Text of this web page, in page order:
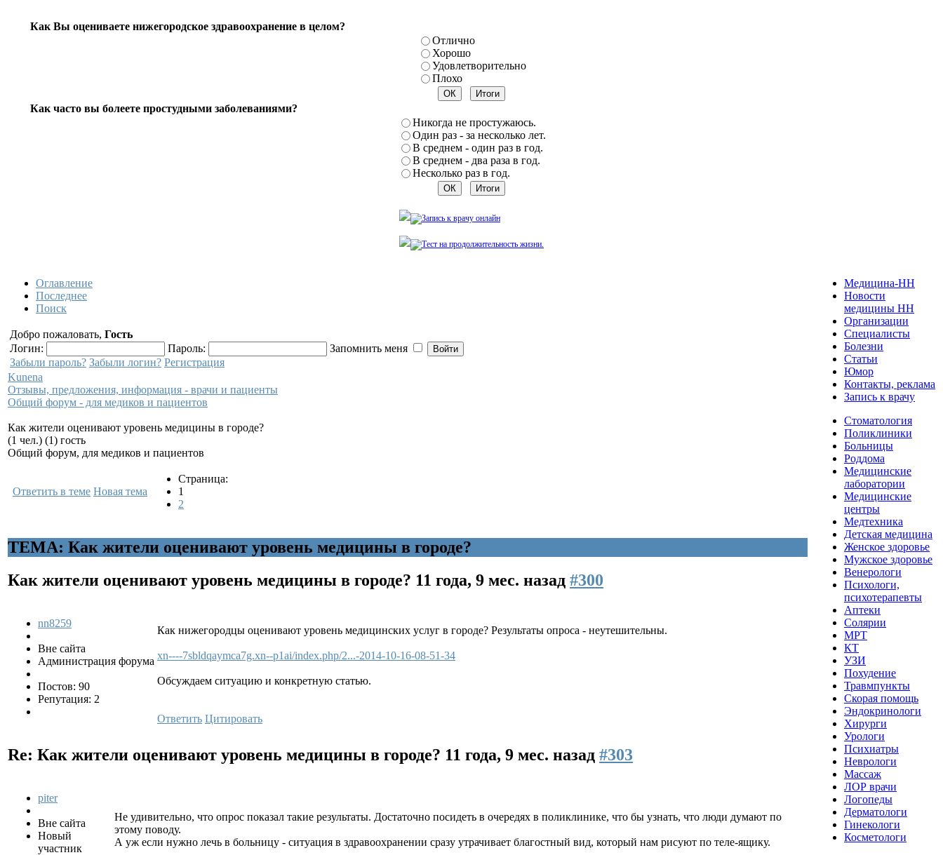
Как Вы оцениваете нижегородское здравоохранение в целом?
Отлично
Хорошо
Удовлетворительно
Плохо
Как часто вы болеете простудными заболеваниями?
Никогда не простужаюсь.
Один раз - за несколько лет.
В среднем - один раз в год.
В среднем - два раза в год.
Несколько раз в год.
Оглавление
Последнее
Поиск
Добро пожаловать, Гость
Логин:
Пароль:
Запомнить меня
Забыли пароль? Забыли логин? Регистрация
Kunena
Отзывы, предложения, информация - врачи и пациенты
Общий форум - для медиков и пациентов
Как жители оценивают уровень медицины в городе?
(1 чел.) (1) гость
Общий форум, для медиков и пациентов
Ответить в теме Новая тема
Страница:
1
2
ТЕМА: Как жители оценивают уровень медицины в городе?
Как жители оценивают уровень медицины в городе? 11 года, 9 мес. назад #300
nn8259
Вне сайта
Администрация форума
Постов: 90
Репутация: 2
Как нижегородцы оценивают уровень медицинских услуг в городе? Результаты опроса - неутешительны.
xn----7sbldqaymca7g.xn--p1ai/index.php/2...-2014-10-16-08-51-34
Обсуждаем ситуацию и конкретную статью.
Ответить Цитировать
Re: Как жители оценивают уровень медицины в городе? 11 года, 9 мес. назад #303
piter
Вне сайта
Новый
участник
Не удивительно, что опрос показал такие результаты. Достаточно посидеть в очередях в поликлинике, что бы узнать, что люди думают по
этому поводу.
А уж если нужно лечь в больницу - ситуация в здравоохранении сразу утрачивает благостный вид, который нам рисуют по теле-ящику.
Медицина-НН
Новости
медицины НН
Организации
Специалисты
Болезни
Статьи
Юмор
Контакты, реклама
Запись к врачу
Стоматология
Поликлиники
Больницы
Роддома
Медицинские
лаборатории
Медицинские
центры
Медтехника
Детская медицина
Женское здоровье
Мужское здоровье
Венерологи
Психологи,
психотерапевты
Аптеки
Солярии
МРТ
КТ
УЗИ
Похудение
Травмпункты
Скорая помощь
Эндокринологи
Хирурги
Урологи
Психиатры
Неврологи
Массаж
ЛОР врачи
Логопеды
Дерматологи
Гинекологи
Косметологи